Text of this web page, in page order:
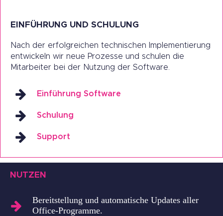
EINFÜHRUNG UND SCHULUNG
Nach der erfolgreichen technischen Implementierung
entwickeln wir neue Prozesse und schulen die
Mitarbeiter bei der Nutzung der Software.
Einführung Software
Schulung
Support
NUTZEN
Bereitstellung und automatische Updates aller
Office-Programme.